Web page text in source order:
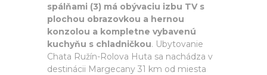
spálňami (3) má obývaciu izbu TV s
plochou obrazovkou a hernou
konzolou a kompletne vybavenú
kuchyňu s chladničkou. Ubytovanie
Chata Ružín-Rolova Huta sa nachádza v
destinácii Margecany 31 km od miesta